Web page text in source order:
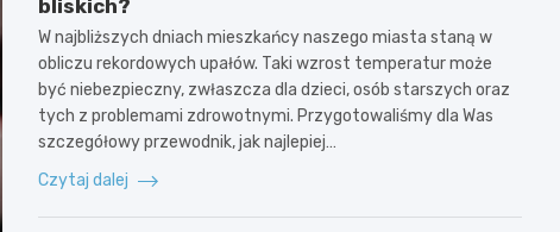
bliskich?
W najbliższych dniach mieszkańcy naszego miasta staną w
obliczu rekordowych upałów. Taki wzrost temperatur może
być niebezpieczny, zwłaszcza dla dzieci, osób starszych oraz
tych z problemami zdrowotnymi. Przygotowaliśmy dla Was
szczegółowy przewodnik, jak najlepiej…
Czytaj dalej